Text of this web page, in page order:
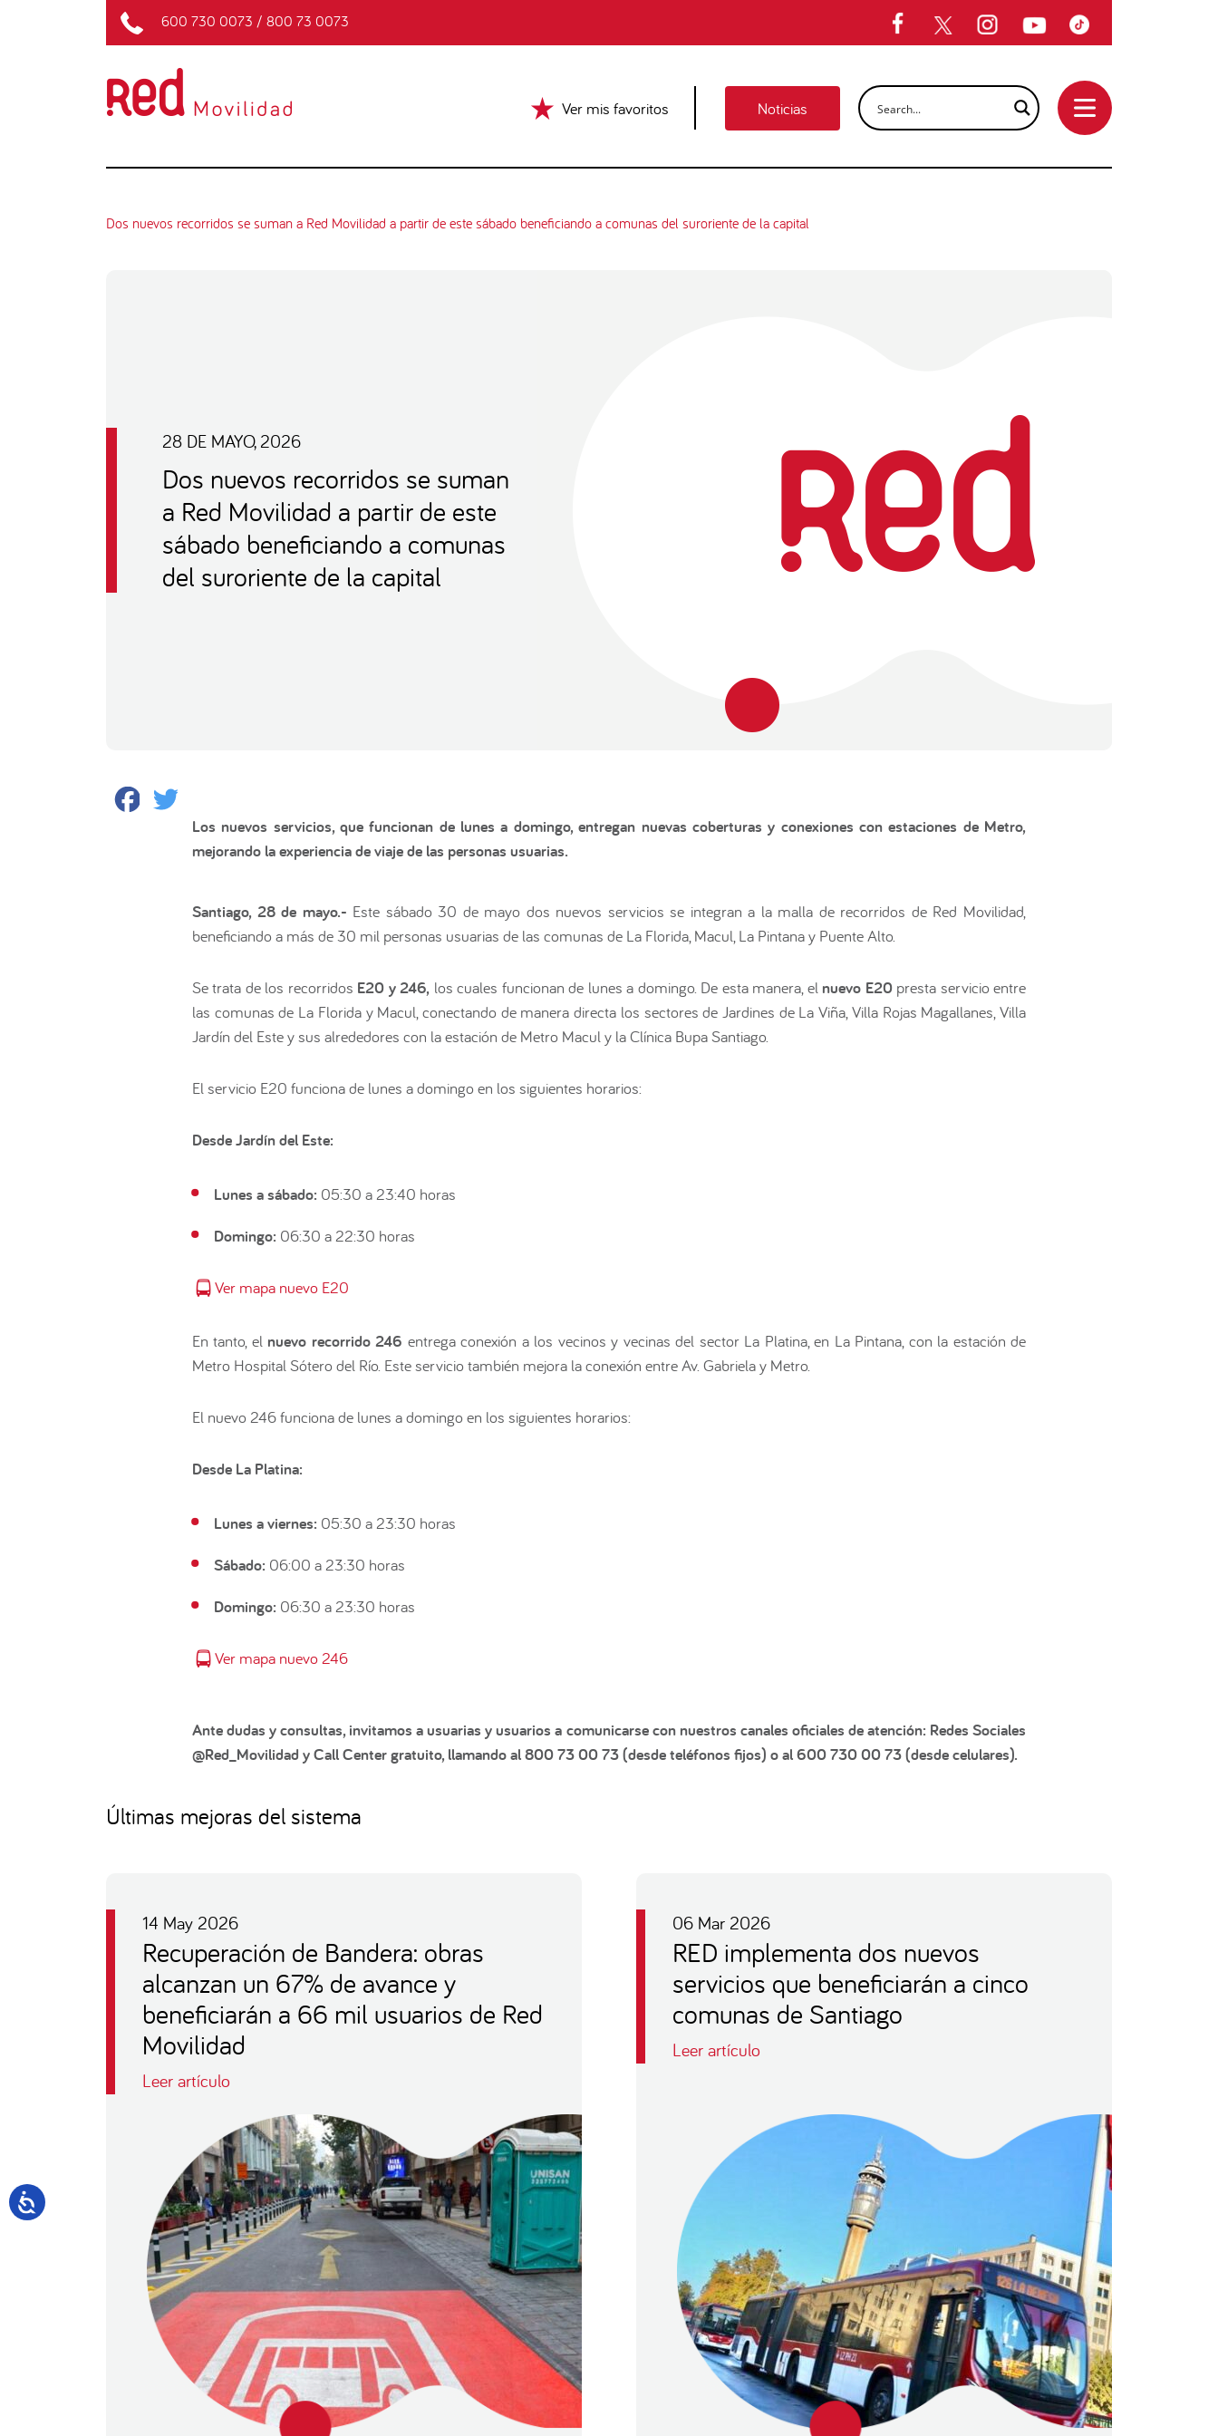
600 730 0073 / 800 73 0073
Ver mis favoritos Noticias
Dos nuevos recorridos se suman a Red Movilidad a partir de este sábado beneficiando a comunas del suroriente de la capital
28 DE MAYO, 2026
Dos nuevos recorridos se suman
a Red Movilidad a partir de este
sábado beneficiando a comunas
del suroriente de la capital
Facebook
Los nuevos servicios, que funcionan de lunes a domingo, entregan nuevas coberturas y conexiones con estaciones de Metro,
mejorando la experiencia de viaje de las personas usuarias.
Santiago, 28 de mayo.- Este sábado 30 de mayo dos nuevos servicios se integran a la malla de recorridos de Red Movilidad,
beneficiando a más de 30 mil personas usuarias de las comunas de La Florida, Macul, La Pintana y Puente Alto.
Se trata de los recorridos E20 y 246, los cuales funcionan de lunes a domingo. De esta manera, el nuevo E20presta servicio entre
las comunas de La Florida y Macul, conectando de manera directa los sectores de Jardines de La Viña, Villa Rojas Magallanes, Villa
Jardín del Este y sus alrededores con la estación de Metro Macul y la Clínica Bupa Santiago.
El servicio E20 funciona de lunes a domingo en los siguientes horarios:
Desde Jardín del Este:
Lunes a sábado: 05:30 a 23:40 horas
Domingo: 06:30 a 22:30 horas
Ver mapa nuevo E20
En tanto, el nuevo recorrido 246 entrega conexión a los vecinos y vecinas del sector La Platina, en La Pintana, con la estación de
Metro Hospital Sótero del Río. Este servicio también mejora la conexión entre Av. Gabriela y Metro.
El nuevo 246 funciona de lunes a domingo en los siguientes horarios:
Desde La Platina:
Lunes a viernes: 05:30 a 23:30 horas
Sábado: 06:00 a 23:30 horas
Domingo: 06:30 a 23:30 horas
Ver mapa nuevo 246
Ante dudas y consultas, invitamos a usuarias y usuarios a comunicarse con nuestros canales oficiales de atención: Redes Sociales
@Red_Movilidad y Call Center gratuito, llamando al 800 73 00 73 (desde teléfonos fijos) o al 600 730 00 73 (desde celulares).
Últimas mejoras del sistema
14 May 2026
Recuperación de Bandera: obras
alcanzan un 67% de avance y
beneficiarán a 66 mil usuarios de Red
Movilidad
Leer artículo
06 Mar 2026
RED implementa dos nuevos
servicios que beneficiarán a cinco
comunas de Santiago
Leer artículo